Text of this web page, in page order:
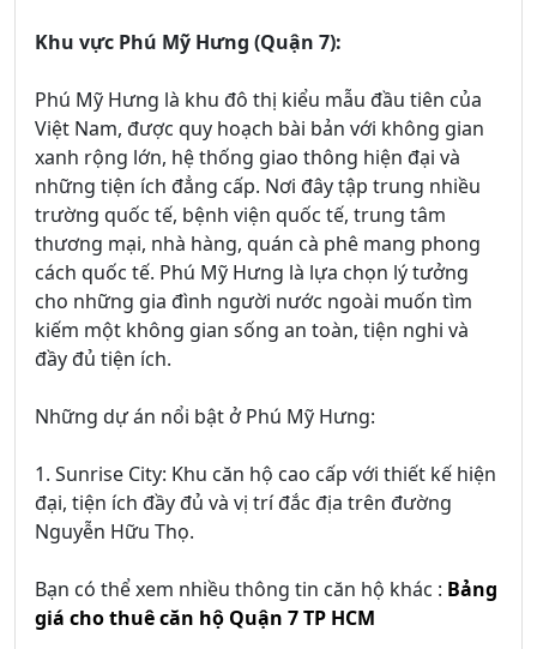
Khu vực Phú Mỹ Hưng (Quận 7):
Phú Mỹ Hưng là khu đô thị kiểu mẫu đầu tiên của
Việt Nam, được quy hoạch bài bản với không gian
xanh rộng lớn, hệ thống giao thông hiện đại và
những tiện ích đẳng cấp. Nơi đây tập trung nhiều
trường quốc tế, bệnh viện quốc tế, trung tâm
thương mại, nhà hàng, quán cà phê mang phong
cách quốc tế. Phú Mỹ Hưng là lựa chọn lý tưởng
cho những gia đình người nước ngoài muốn tìm
kiếm một không gian sống an toàn, tiện nghi và
đầy đủ tiện ích.
Những dự án nổi bật ở Phú Mỹ Hưng:
1. Sunrise City: Khu căn hộ cao cấp với thiết kế hiện
đại, tiện ích đầy đủ và vị trí đắc địa trên đường
Nguyễn Hữu Thọ.
Bạn có thể xem nhiều thông tin căn hộ khác : Bảng
giá cho thuê căn hộ Quận 7 TP HCM